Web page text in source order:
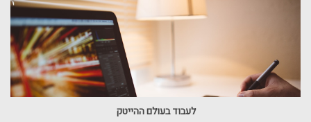
לעבוד בעולם ההייטק